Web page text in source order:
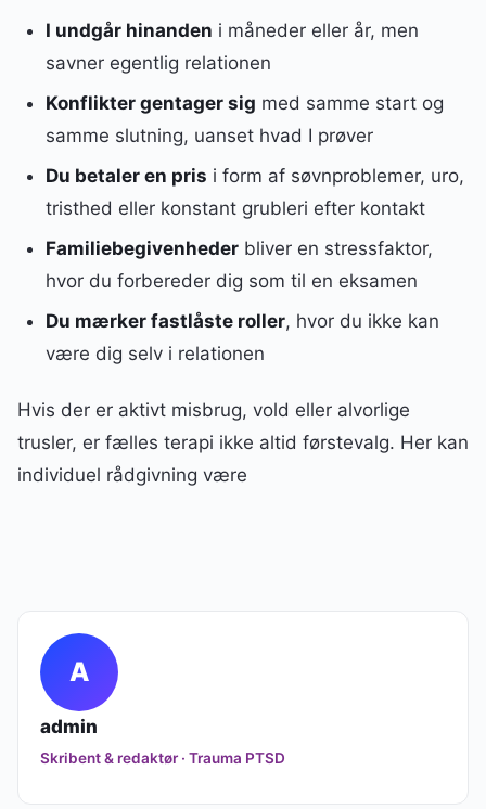
I undgår hinanden i måneder eller år, men
savner egentlig relationen
Konflikter gentager sig med samme start og
samme slutning, uanset hvad I prøver
Du betaler en pris i form af søvnproblemer, uro,
tristhed eller konstant grubleri efter kontakt
Familiebegivenhederbliver en stressfaktor,
hvor du forbereder dig som til en eksamen
Du mærker fastlåste roller, hvor du ikke kan
være dig selv i relationen
Hvis der er aktivt misbrug, vold eller alvorlige
trusler, er fælles terapi ikke altid førstevalg. Her kan
individuel rådgivning være
A
admin
Skribent & redaktør · Trauma PTSD